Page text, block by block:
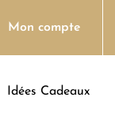
Mon compte
Idées Cadeaux